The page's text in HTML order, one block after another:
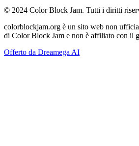
© 2024 Color Block Jam. Tutti i diritti
colorblockjam.org è un sito web non
di Color Block Jam e non è affiliato con il
Offerto da Dreamega AI